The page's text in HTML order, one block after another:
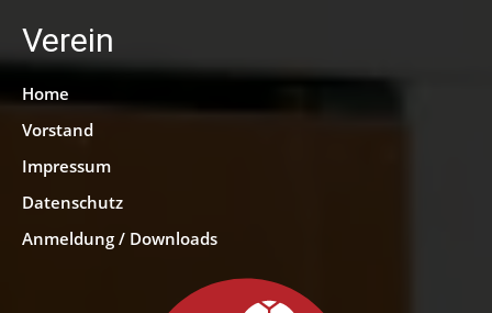
Verein
Home
Vorstand
Impressum
Datenschutz
Anmeldung / Downloads